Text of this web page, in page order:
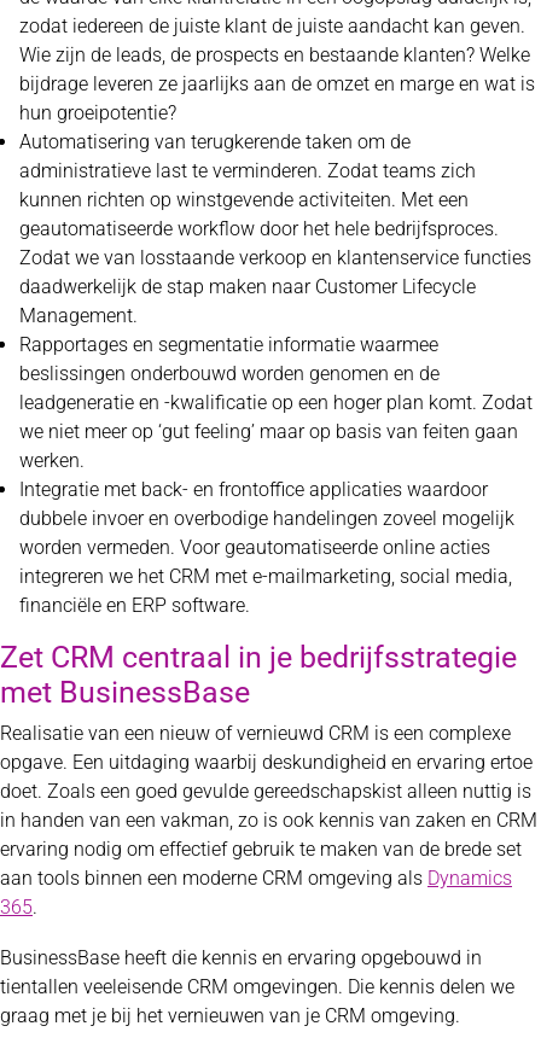
zodat iedereen de juiste klant de juiste aandacht kan geven.
Wie zijn de leads, de prospects en bestaande klanten? Welke
bijdrage leveren ze jaarlijks aan de omzet en marge en wat is
hun groeipotentie?
Automatisering van terugkerende taken om de
administratieve last te verminderen. Zodat teams zich
kunnen richten op winstgevende activiteiten. Met een
geautomatiseerde workflow door het hele bedrijfsproces.
Zodat we van losstaande verkoop en klantenservice functies
daadwerkelijk de stap maken naar Customer Lifecycle
Management.
Rapportages en segmentatie informatie waarmee
beslissingen onderbouwd worden genomen en de
leadgeneratie en -kwalificatie op een hoger plan komt. Zodat
we niet meer op ‘gut feeling’ maar op basis van feiten gaan
werken.
Integratie met back- en frontoffice applicaties waardoor
dubbele invoer en overbodige handelingen zoveel mogelijk
worden vermeden. Voor geautomatiseerde online acties
integreren we het CRM met e-mailmarketing, social media,
financiële en ERP software.
Zet CRM centraal in je bedrijfsstrategie
met BusinessBase
Realisatie van een nieuw of vernieuwd CRM is een complexe
opgave. Een uitdaging waarbij deskundigheid en ervaring ertoe
doet. Zoals een goed gevulde gereedschapskist alleen nuttig is
in handen van een vakman, zo is ook kennis van zaken en CRM
ervaring nodig om effectief gebruik te maken van de brede set
aan tools binnen een moderne CRM omgeving als Dynamics
365.
BusinessBase heeft die kennis en ervaring opgebouwd in
tientallen veeleisende CRM omgevingen. Die kennis delen we
graag met je bij het vernieuwen van je CRM omgeving.